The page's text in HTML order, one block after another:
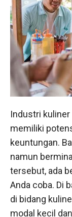
Industri
memiliki
keuntungan.
namun
tersebut, ada
Anda coba. Di
di bidang
modal kecil